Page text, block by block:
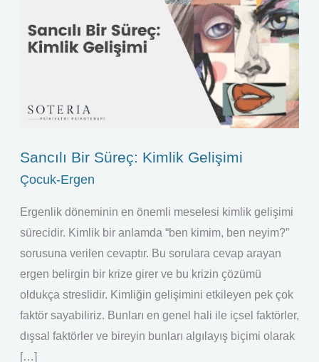
Sancılı Bir Süreç: Kimlik Gelişimi
Çocuk-Ergen
Ergenlik döneminin en önemli meselesi kimlik gelişimi
sürecidir. Kimlik bir anlamda “ben kimim, ben neyim?”
sorusuna verilen cevaptır. Bu sorulara cevap arayan
ergen belirgin bir krize girer ve bu krizin çözümü
oldukça streslidir. Kimliğin gelişimini etkileyen pek çok
faktör sayabiliriz. Bunları en genel hali ile içsel faktörler,
dışsal faktörler ve bireyin bunları algılayış biçimi olarak
[…]
Süreç:
Kimlik